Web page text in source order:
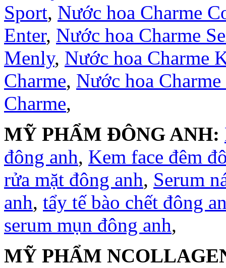
Sport, Nước hoa Charme
Enter, Nước hoa Charme
Menly, Nước hoa Charme
Charme, Nước hoa
Charme,
MỸ PHẨM ĐÔNG ANH:
đông anh, Kem face đêm
rửa mặt đông anh, Serum
anh, tẩy tế bào chết đông
serum mụn đông anh,
MỸ PHẨM